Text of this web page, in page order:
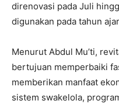
direnovasi pada Juli
digunakan pada tahun
Menurut Abdul Mu’ti,
bertujuan memperbaiki
memberikan manfaat
sistem swakelola,